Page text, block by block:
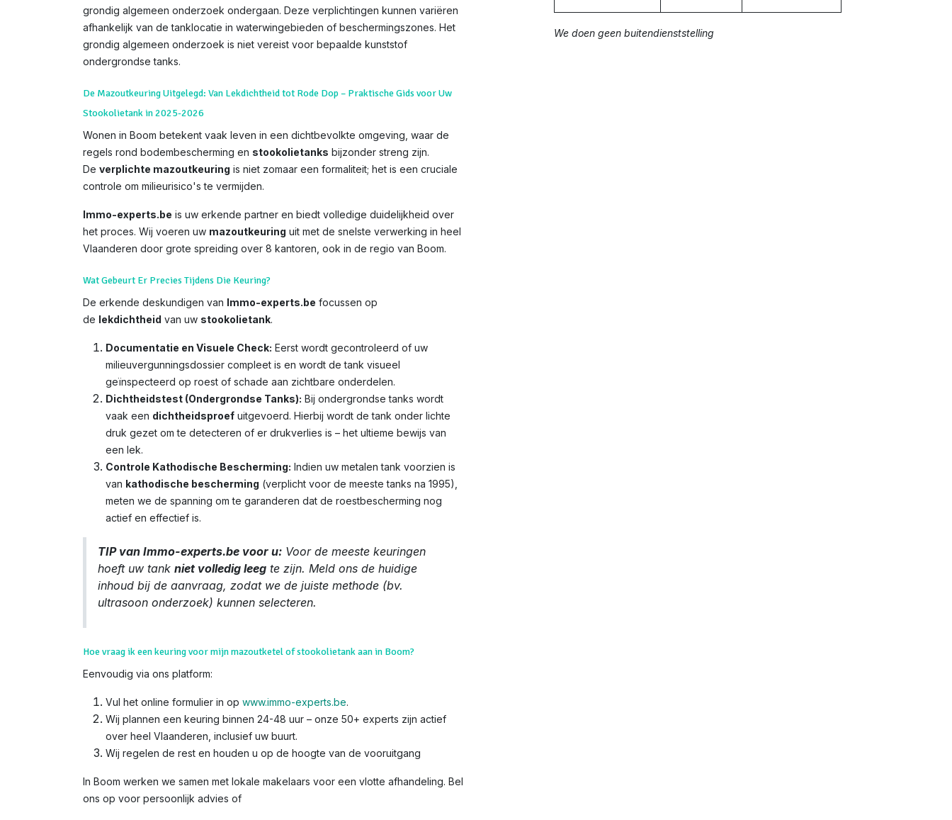
grondig algemeen onderzoek ondergaan. Deze verplichtingen kunnen variëren
afhankelijk van de tanklocatie in waterwingebieden of beschermingszones. Het
grondig algemeen onderzoek is niet vereist voor bepaalde kunststof
ondergrondse tanks.
De Mazoutkeuring Uitgelegd: Van Lekdichtheid tot Rode Dop – Praktische Gids voor Uw
Stookolietank in 2025-2026
Wonen in Boom betekent vaak leven in een dichtbevolkte omgeving, waar de
regels rond bodembescherming en stookolietanks bijzonder streng zijn.
De verplichte mazoutkeuring is niet zomaar een formaliteit; het is een cruciale
controle om milieurisico's te vermijden.
Immo-experts.be is uw erkende partner en biedt volledige duidelijkheid over
het proces. Wij voeren uw mazoutkeuring uit met de snelste verwerking in heel
Vlaanderen door grote spreiding over 8 kantoren, ook in de regio van Boom.
Wat Gebeurt Er Precies Tijdens Die Keuring?
De erkende deskundigen van Immo-experts.be focussen op
de lekdichtheid van uw stookolietank.
Documentatie en Visuele Check: Eerst wordt gecontroleerd of uw
milieuvergunningsdossier compleet is en wordt de tank visueel
geïnspecteerd op roest of schade aan zichtbare onderdelen.
Dichtheidstest (Ondergrondse Tanks): Bij ondergrondse tanks wordt
vaak een dichtheidsproef uitgevoerd. Hierbij wordt de tank onder lichte
druk gezet om te detecteren of er drukverlies is – het ultieme bewijs van
een lek.
Controle Kathodische Bescherming: Indien uw metalen tank voorzien is
van kathodische bescherming (verplicht voor de meeste tanks na 1995),
meten we de spanning om te garanderen dat de roestbescherming nog
actief en effectief is.
TIP van Immo-experts.be voor u: Voor de meeste keuringen
hoeft uw tank niet volledig leeg te zijn. Meld ons de huidige
inhoud bij de aanvraag, zodat we de juiste methode (bv.
ultrasoon onderzoek) kunnen selecteren.
Hoe vraag ik een keuring voor mijn mazoutketel of stookolietank aan in Boom?
Eenvoudig via ons platform:
Vul het online formulier in op www.immo-experts.be.
Wij plannen een keuring binnen 24-48 uur – onze 50+ experts zijn actief
over heel Vlaanderen, inclusief uw buurt.
Wij regelen de rest en houden u op de hoogte van de vooruitgang
In Boom werken we samen met lokale makelaars voor een vlotte afhandeling. Bel
ons op voor persoonlijk advies of
We doen geen buitendienststelling